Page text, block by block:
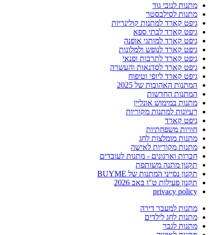
מתנות לנובי גוד
מתנות לסילבסטר
גיפט קארד למתנות קולינריות
גיפט קארד לבתי ספא
גיפט קארד למותגי אופנה
גיפט קארד לנופש ולמלונות
גיפט קארד לתרבות ופנאי
גיפט קארד לסדנאות והעשרה
גיפט קארד ליופי וטיפוח
המתנות האהובות של 2025
המתנות החדשות
מתנות במימוש אונליין
רעיונות למתנות מקוריות
גיפט קארד
חוויות משפחתיות
מתנות מומלצות לחג
מתנות מקוריות לאישה
חברות וארגונים - מתנות לעובדים
תקנון מתנה משותפת
תקנון נסייני המתנות של BUYME
תקנון פעילות ט"ו באב 2026
privacy policy
מתנות למעבר דירה
מתנות לחג לילדים
מתנות לגבר